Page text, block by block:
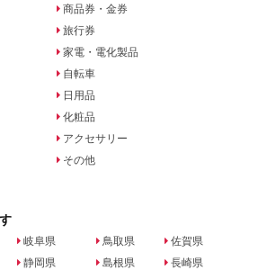
商品券・金券
旅行券
家電・電化製品
自転車
日用品
化粧品
アクセサリー
その他
岐阜県
静岡県
鳥取県
島根県
佐賀県
長崎県